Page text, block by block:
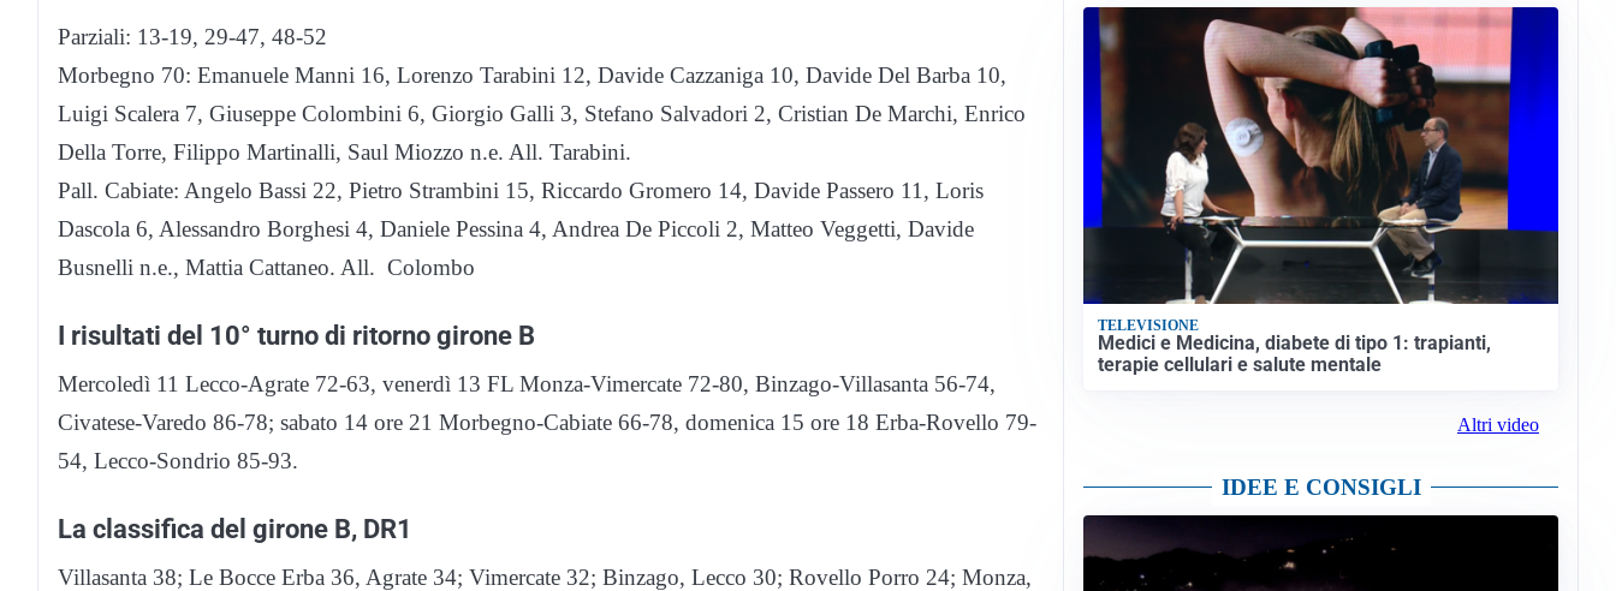
Parziali: 13-19, 29-47, 48-52
Morbegno 70: Emanuele Manni 16, Lorenzo Tarabini 12, Davide Cazzaniga 10, Davide Del Barba 10,
Luigi Scalera 7, Giuseppe Colombini 6, Giorgio Galli 3, Stefano Salvadori 2, Cristian De Marchi, Enrico
Della Torre, Filippo Martinalli, Saul Miozzo n.e. All. Tarabini.
Pall. Cabiate: Angelo Bassi 22, Pietro Strambini 15, Riccardo Gromero 14, Davide Passero 11, Loris
Dascola 6, Alessandro Borghesi 4, Daniele Pessina 4, Andrea De Piccoli 2, Matteo Veggetti, Davide
Busnelli n.e., Mattia Cattaneo. All. Colombo
I risultati del 10° turno di ritorno girone B
Mercoledì 11 Lecco-Agrate 72-63, venerdì 13 FL Monza-Vimercate 72-80, Binzago-Villasanta 56-74,
Civatese-Varedo 86-78; sabato 14 ore 21 Morbegno-Cabiate 66-78, domenica 15 ore 18 Erba-Rovello 79-
54, Lecco-Sondrio 85-93.
La classifica del girone B, DR1
Villasanta 38; Le Bocce Erba 36, Agrate 34; Vimercate 32; Binzago, Lecco 30; Rovello Porro 24; Monza,
TELEVISIONE
Medici e Medicina, diabete di tipo 1: trapianti,
terapie cellulari e salute mentale
Altri video
IDEE E CONSIGLI